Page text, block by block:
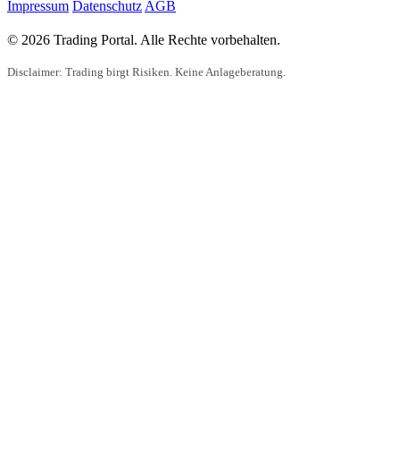
Impressum Datenschutz AGB
© 2026 Trading Portal. Alle Rechte vorbehalten.
Disclaimer: Trading birgt Risiken. Keine Anlageberatung.